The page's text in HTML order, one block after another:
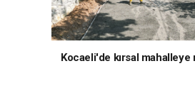
Kocaeli'de kırsal